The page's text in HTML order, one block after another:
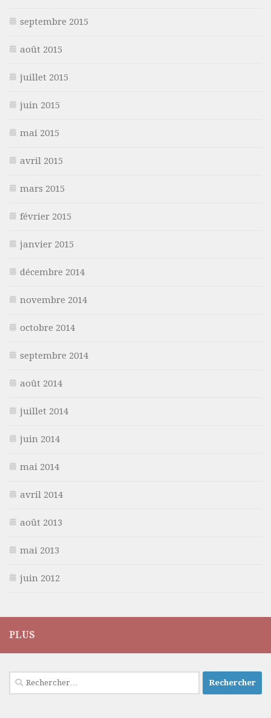
septembre 2015
août 2015
juillet 2015
juin 2015
mai 2015
avril 2015
mars 2015
février 2015
janvier 2015
décembre 2014
novembre 2014
octobre 2014
septembre 2014
août 2014
juillet 2014
juin 2014
mai 2014
avril 2014
août 2013
mai 2013
juin 2012
PLUS
Rechercher :